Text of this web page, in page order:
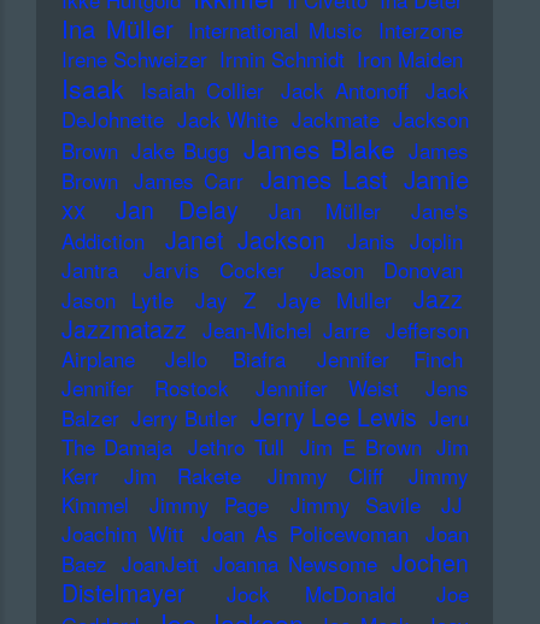
Ina Müller International Music Interzone
Irene Schweizer Irmin Schmidt Iron Maiden
Isaak Isaiah Collier Jack Antonoff Jack
DeJohnette Jack White Jackmate Jackson
Brown Jake Bugg James Blake James
Brown James Carr James Last Jamie
xx
Jan Delay Jan Müller
Jane's
Addiction
Janet Jackson
Janis Joplin
Jantra
Jarvis Cocker
Jason Donovan
Jason Lytle
Jay Z Jaye Muller
Jazz
Jazzmatazz Jean-Michel Jarre Jefferson
Airplane
Jello Biafra
Jennifer Finch
Jennifer Rostock
Jennifer Weist
Jens
Balzer Jerry Butler Jerry Lee Lewis Jeru
The Damaja Jethro Tull Jim E Brown Jim
Kerr
Jim Rakete Jimmy Cliff
Jimmy
Kimmel
Jimmy Page Jimmy Savile
JJ
Joachim Witt Joan As Policewoman Joan
Baez JoanJett Joanna Newsome Jochen
Distelmayer
Jock McDonald
Joe